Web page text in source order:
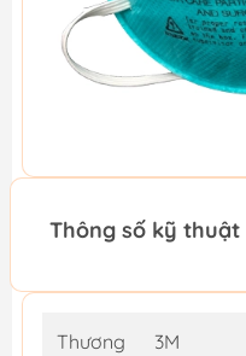
Thông số kỹ thuật
Thương
3M